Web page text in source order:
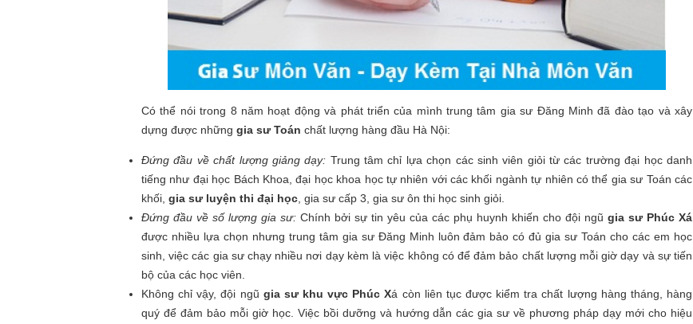
Có thể nói trong 8 năm hoạt động và phát triển của mình trung tâm gia sư Đăng Minh đã đào tạo và xây
dựng được những gia sư Toán chất lượng hàng đầu Hà Nội:
Đứng đầu về chất lượng giảng dạy: Trung tâm chỉ lựa chọn các sinh viên giỏi từ các trường đại học danh
tiếng như đại học Bách Khoa, đại học khoa học tự nhiên với các khối ngành tự nhiên có thể gia sư Toán các
khối, gia sư luyện thi đại học , gia sư cấp 3, gia sư ôn thi học sinh giỏi.
Đứng đầu về số lượng gia sư: Chính bởi sự tin yêu của các phụ huynh khiến cho đội ngũ gia sư Phúc Xá
được nhiều lựa chọn nhưng trung tâm gia sư Đăng Minh luôn đảm bảo có đủ gia sư Toán cho các em học
sinh, việc các gia sư chạy nhiều nơi dạy kèm là việc không có để đảm bảo chất lượng mỗi giờ dạy và sự tiến
bộ của các học viên.
Không chỉ vậy, đội ngũ gia sư khu vực Phúc Xá còn liên tục được kiểm tra chất lượng hàng tháng, hàng
quý để đảm bảo mỗi giờ học. Việc bồi dưỡng và hướng dẫn các gia sư về phương pháp dạy mới cho hiệu